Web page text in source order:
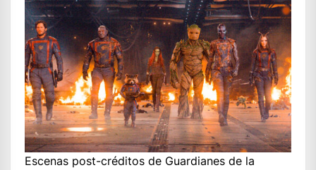
Escenas post-créditos de Guardianes de la